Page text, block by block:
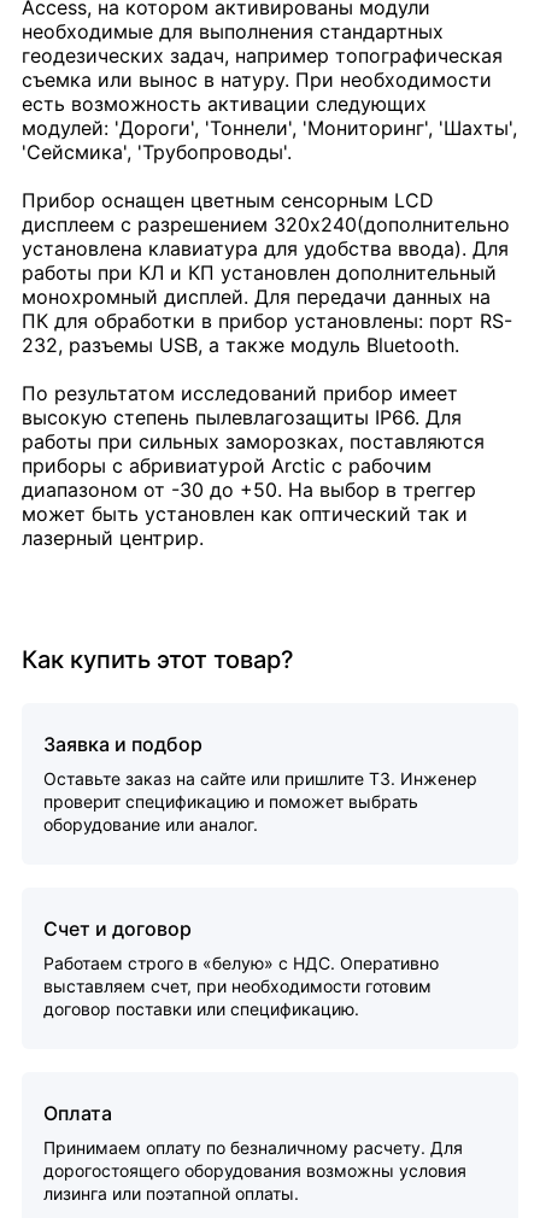
Access, на котором активированы модули
необходимые для выполнения стандартных
геодезических задач, например топографическая
съемка или вынос в натуру. При необходимости
есть возможность активации следующих
модулей: 'Дороги', 'Тоннели', 'Мониторинг', 'Шахты',
'Сейсмика', 'Трубопроводы'.
Прибор оснащен цветным сенсорным LCD
дисплеем с разрешением 320x240(дополнительно
установлена клавиатура для удобства ввода). Для
работы при КЛ и КП установлен дополнительный
монохромный дисплей. Для передачи данных на
ПК для обработки в прибор установлены: порт RS-
232, разъемы USB, а также модуль Bluetooth.
По результатом исследований прибор имеет
высокую степень пылевлагозащиты IP66. Для
работы при сильных заморозках, поставляются
приборы с абривиатурой Arctic с рабочим
диапазоном от -30 до +50. На выбор в треггер
может быть установлен как оптический так и
лазерный центрир.
Как купить этот товар?
Заявка и подбор
Оставьте заказ на сайте или пришлите ТЗ. Инженер
проверит спецификацию и поможет выбрать
оборудование или аналог.
Счет и договор
Работаем строго в «белую» с НДС. Оперативно
выставляем счет, при необходимости готовим
договор поставки или спецификацию.
Оплата
Принимаем оплату по безналичному расчету. Для
дорогостоящего оборудования возможны условия
лизинга или поэтапной оплаты.